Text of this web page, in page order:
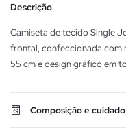
Descrição
Camiseta de tecido Single
frontal, confeccionada com
55 cm e design gráfico em
Composição e cuidado